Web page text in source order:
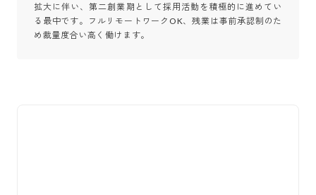
拡大に伴い、第二創業期として採用活動を積極的に進めてい
る最中です。フルリモートワークOK、残業は事前承認制のた
め裁量度合い高く働けます。